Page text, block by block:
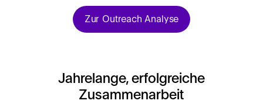
Zur Outreach Analyse
Jahrelange, erfolgreiche
Zusammenarbeit